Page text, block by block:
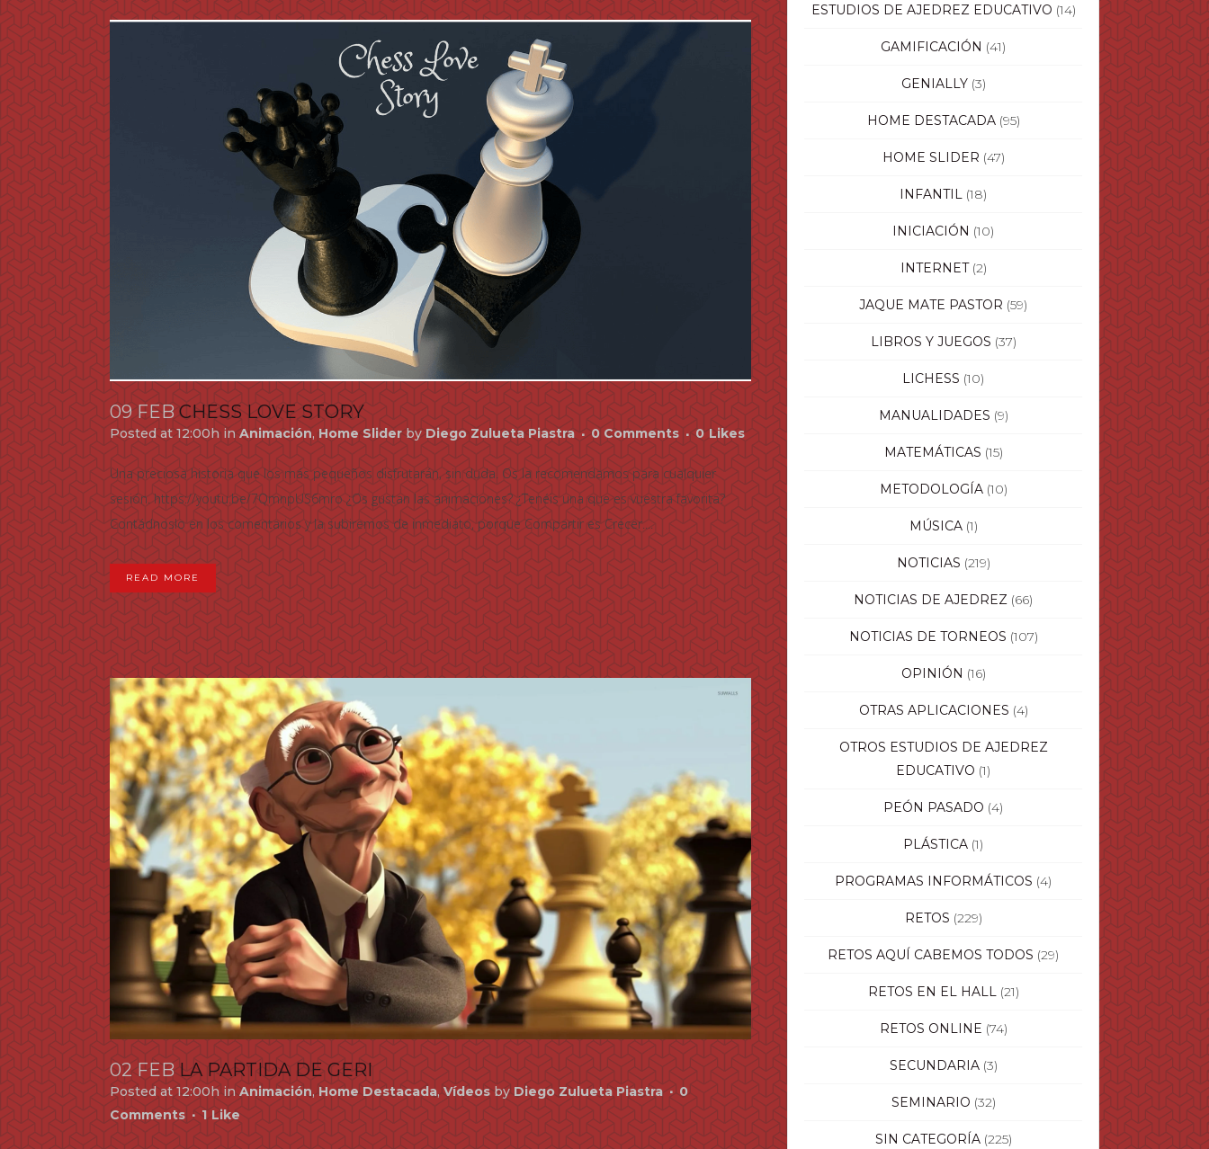
09 FEB CHESS LOVE STORY
Posted at 12:00hinAnimación,Home Slider byDiego Zulueta Piastra 0 Comments 0 Likes
Una preciosa historia que los más pequeños disfrutarán, sin duda. Os la recomendamos para cualquier
sesión. https://youtu.be/7QmnpUS6mro ¿Os gustan las animaciones? ¿Tenéis una que es vuestra favorita?
Contádnoslo en los comentarios y la subiremos de inmediato, porque Compartir es Crecer....
READ MORE
02 FEB LA PARTIDA DE GERI
Posted at 12:00hinAnimación,Home Destacada,Vídeos byDiego Zulueta Piastra
0
Comments
1 Like
ESTUDIOS DE AJEDREZ EDUCATIVO (14)
GAMIFICACIÓN (41)
GENIALLY(3)
HOME DESTACADA(95)
HOME SLIDER (47)
INFANTIL (18)
INICIACIÓN (10)
INTERNET(2)
JAQUE MATE PASTOR (59)
LIBROS Y JUEGOS (37)
LICHESS (10)
MANUALIDADES (9)
MATEMÁTICAS (15)
METODOLOGÍA(10)
MÚSICA(1)
NOTICIAS (219)
NOTICIAS DE AJEDREZ (66)
NOTICIAS DE TORNEOS (107)
OPINIÓN (16)
OTRAS APLICACIONES (4)
OTROS ESTUDIOS DE AJEDREZ
EDUCATIVO (1)
PEÓN PASADO (4)
PLÁSTICA (1)
PROGRAMAS INFORMÁTICOS (4)
RETOS (229)
RETOS AQUÍ CABEMOS TODOS (29)
RETOS EN EL HALL (21)
RETOS ONLINE (74)
SECUNDARIA(3)
SEMINARIO (32)
SIN CATEGORÍA(225)